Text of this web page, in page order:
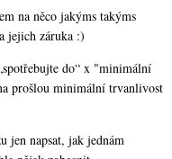
na něco jakýms takýms
jejich záruka :)
do“ x "minimální
prošlou minimální trvanlivost
jen napsat, jak jednám